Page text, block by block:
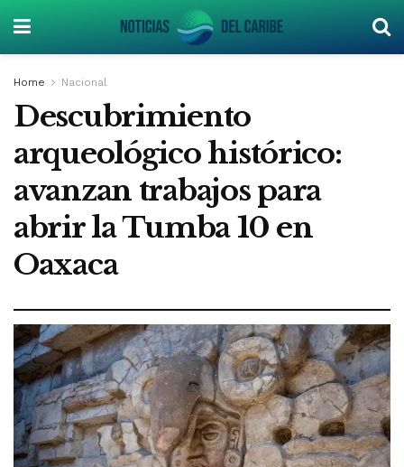
Home Nacional
Descubrimiento
arqueológico histórico:
avanzan trabajos para
abrir la Tumba 10 en
Oaxaca